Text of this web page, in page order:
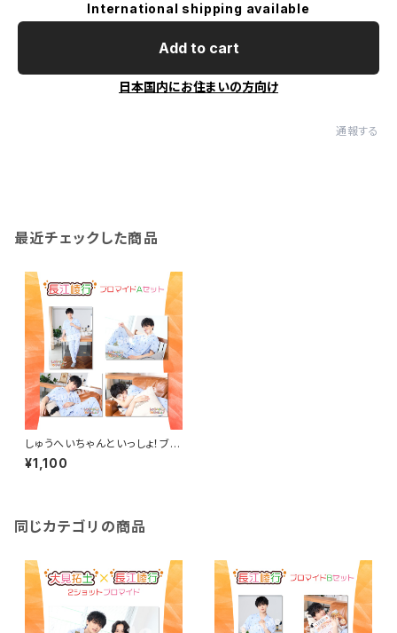
International shipping available
Add to cart
日本国内にお住まいの方向け
通報する
最近チェックした商品
しゅうへいちゃんといっしょ！ブロ
マイドA（長江崚行）
¥1,100
同じカテゴリの商品